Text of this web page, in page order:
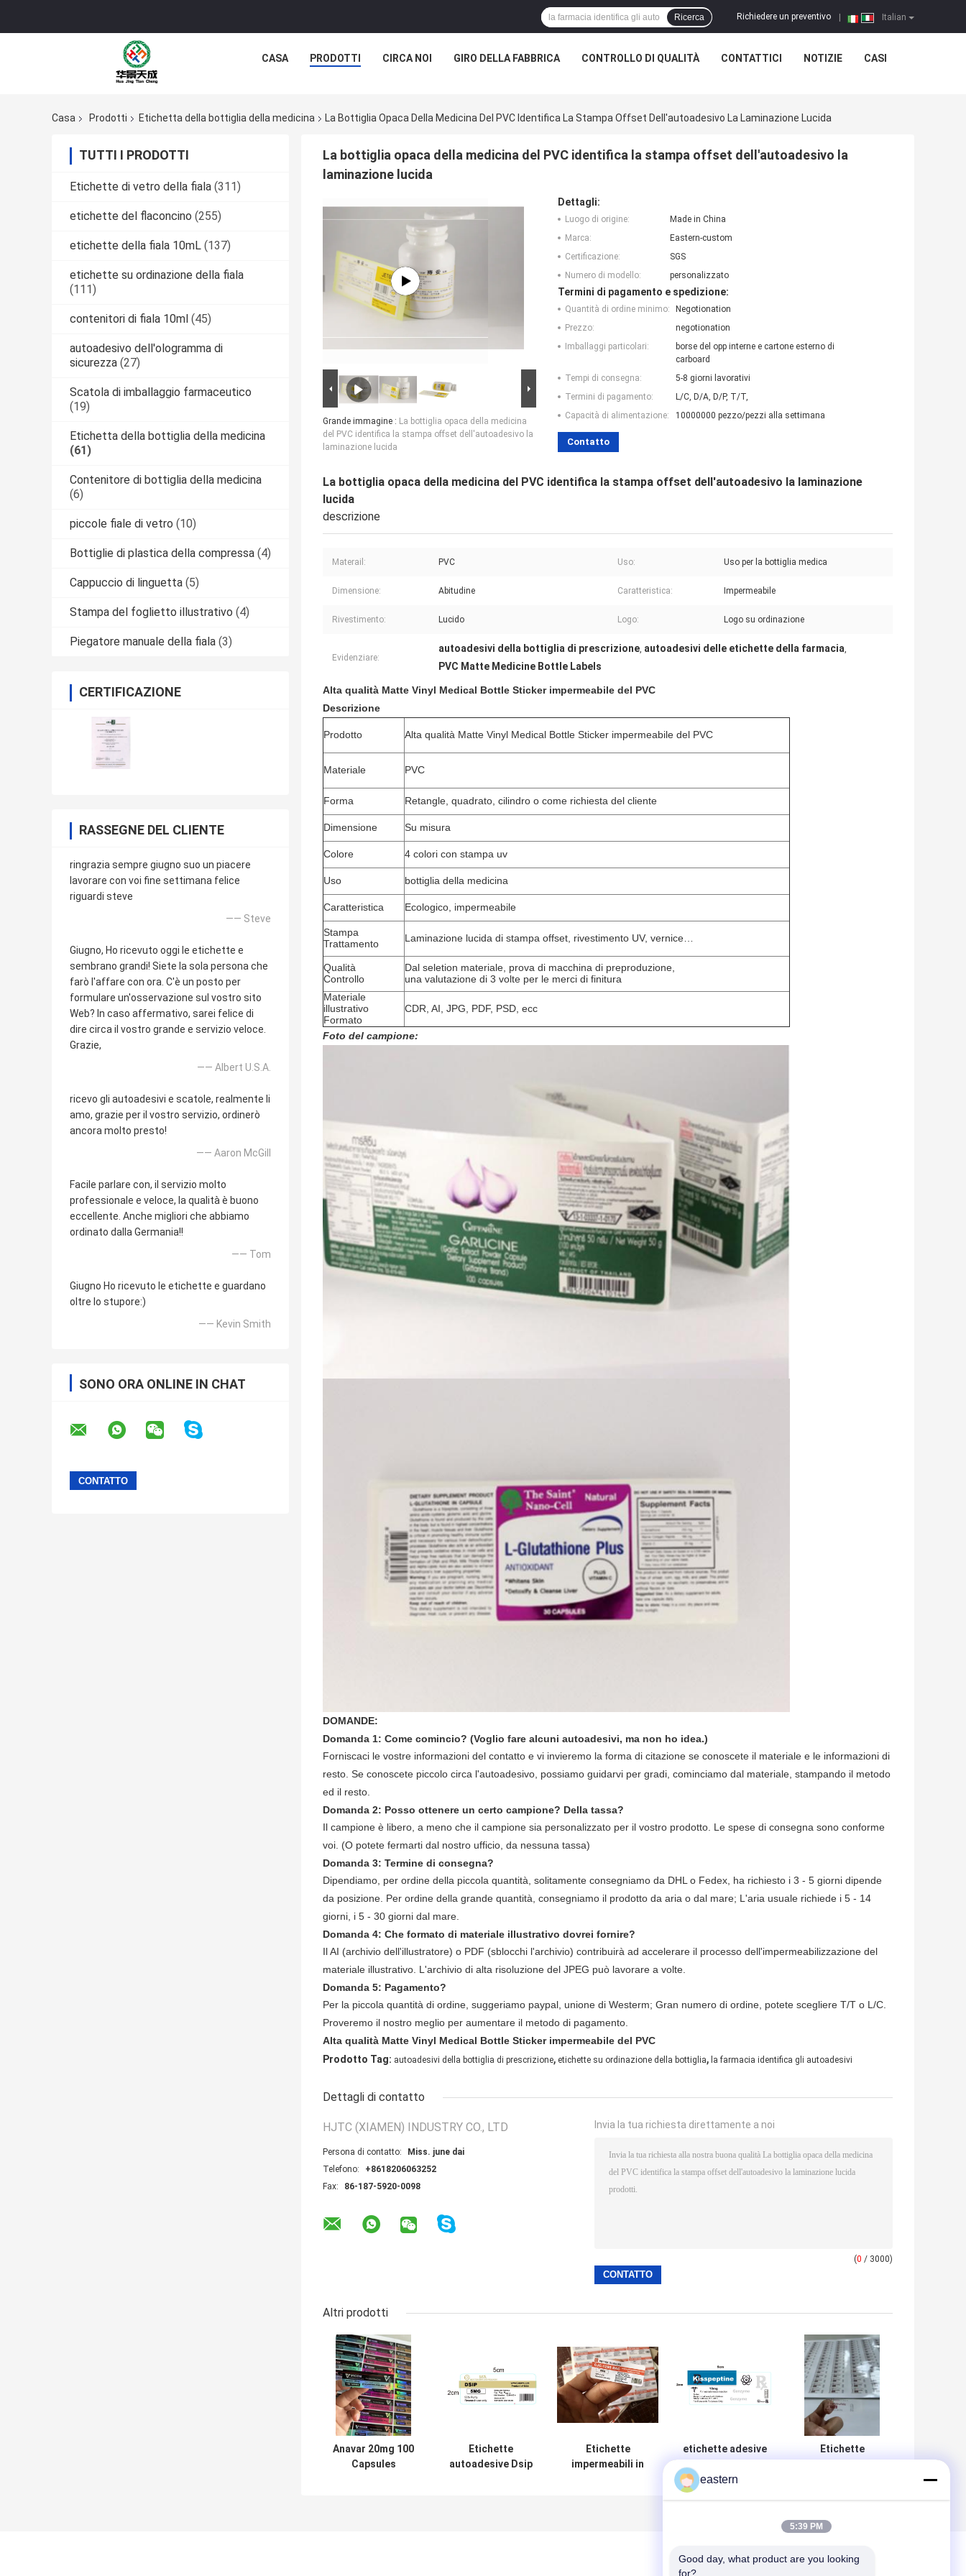
Italian
Richiedere un preventivo
Ricerca
CASA PRODOTTI CIRCA NOI GIRO DELLA FABBRICA CONTROLLO DI QUALITÀ CONTATTICI NOTIZIE CASI
Casa Prodotti Etichetta della bottiglia della medicina La Bottiglia Opaca Della Medicina Del PVC Identifica La Stampa Offset Dell'autoadesivo La Laminazione Lucida
TUTTI I PRODOTTI
Etichette di vetro della fiala (311)
etichette del flaconcino (255)
etichette della fiala 10mL (137)
etichette su ordinazione della fiala
(111)
contenitori di fiala 10ml (45)
autoadesivo dell'ologramma di
sicurezza (27)
Scatola di imballaggio farmaceutico
(19)
Etichetta della bottiglia della medicina
(61)
Contenitore di bottiglia della medicina
(6)
piccole fiale di vetro (10)
Bottiglie di plastica della compressa (4)
Cappuccio di linguetta (5)
Stampa del foglietto illustrativo (4)
Piegatore manuale della fiala (3)
CERTIFICAZIONE
RASSEGNE DEL CLIENTE
ringrazia sempre giugno suo un piacere
lavorare con voi fine settimana felice
riguardi steve
—— Steve
Giugno, Ho ricevuto oggi le etichette e
sembrano grandi! Siete la sola persona che
farò l'affare con ora. C'è un posto per
formulare un'osservazione sul vostro sito
Web? In caso affermativo, sarei felice di
dire circa il vostro grande e servizio veloce.
Grazie,
—— Albert U.S.A.
ricevo gli autoadesivi e scatole, realmente li
amo, grazie per il vostro servizio, ordinerò
ancora molto presto!
—— Aaron McGill
Facile parlare con, il servizio molto
professionale e veloce, la qualità è buono
eccellente. Anche migliori che abbiamo
ordinato dalla Germania!!
—— Tom
Giugno Ho ricevuto le etichette e guardano
oltre lo stupore:)
—— Kevin Smith
SONO ORA ONLINE IN CHAT
La bottiglia opaca della medicina del PVC identifica la stampa offset dell'autoadesivo la
laminazione lucida
Grande immagine : La bottiglia opaca della medicina
del PVC identifica la stampa offset dell'autoadesivo la
laminazione lucida
Dettagli:
Luogo di origine:
Made in China
Marca:
Eastern-custom
Certificazione:
SGS
Numero di modello:
personalizzato
Termini di pagamento e spedizione:
Quantità di ordine minimo:
Negotionation
Prezzo:
negotionation
Imballaggi particolari:
borse del opp interne e cartone esterno di
carboard
Tempi di consegna:
5-8 giorni lavorativi
Termini di pagamento:
L/C, D/A, D/P, T/T,
Capacità di alimentazione:
10000000 pezzo/pezzi alla settimana
Contatto
La bottiglia opaca della medicina del PVC identifica la stampa offset dell'autoadesivo la laminazione
lucida
descrizione
Materail: PVC Uso: Uso per la bottiglia medica
Dimensione: Abitudine Caratteristica: Impermeabile
Rivestimento: Lucido Logo: Logo su ordinazione
Evidenziare:
autoadesivi della bottiglia di prescrizione, autoadesivi delle etichette della farmacia,
PVC Matte Medicine Bottle Labels
Alta qualità Matte Vinyl Medical Bottle Sticker impermeabile del PVC
Descrizione
Prodotto Alta qualità Matte Vinyl Medical Bottle Sticker impermeabile del PVC
Materiale PVC
Forma Retangle, quadrato, cilindro o come richiesta del cliente
Dimensione Su misura
Colore 4 colori con stampa uv
Uso bottiglia della medicina
Caratteristica Ecologico, impermeabile
Stampa
Trattamento
Laminazione lucida di stampa offset, rivestimento UV, vernice…
Qualità
Controllo
Dal seletion materiale, prova di macchina di preproduzione,
una valutazione di 3 volte per le merci di finitura
Materiale
illustrativo
Formato
CDR, AI, JPG, PDF, PSD, ecc
Foto del campione:
DOMANDE:
Domanda 1: Come comincio? (Voglio fare alcuni autoadesivi, ma non ho idea.)
Forniscaci le vostre informazioni del contatto e vi invieremo la forma di citazione se conoscete il materiale e le informazioni di
resto. Se conoscete piccolo circa l'autoadesivo, possiamo guidarvi per gradi, cominciamo dal materiale, stampando il metodo
ed il resto.
Domanda 2: Posso ottenere un certo campione? Della tassa?
Il campione è libero, a meno che il campione sia personalizzato per il vostro prodotto. Le spese di consegna sono conforme
voi. (O potete fermarti dal nostro ufficio, da nessuna tassa)
Domanda 3: Termine di consegna?
Dipendiamo, per ordine della piccola quantità, solitamente consegniamo da DHL o Fedex, ha richiesto i 3 - 5 giorni dipende
da posizione. Per ordine della grande quantità, consegniamo il prodotto da aria o dal mare; L'aria usuale richiede i 5 - 14
giorni, i 5 - 30 giorni dal mare.
Domanda 4: Che formato di materiale illustrativo dovrei fornire?
Il AI (archivio dell'illustratore) o PDF (sblocchi l'archivio) contribuirà ad accelerare il processo dell'impermeabilizzazione del
materiale illustrativo. L'archivio di alta risoluzione del JPEG può lavorare a volte.
Domanda 5: Pagamento?
Per la piccola quantità di ordine, suggeriamo paypal, unione di Westerm; Gran numero di ordine, potete scegliere T/T o L/C.
Proveremo il nostro meglio per aumentare il metodo di pagamento.
Alta qualità Matte Vinyl Medical Bottle Sticker impermeabile del PVC
Prodotto Tag: autoadesivi della bottiglia di prescrizione, etichette su ordinazione della bottiglia, la farmacia identifica gli autoadesivi
Dettagli di contatto
HJTC (XIAMEN) INDUSTRY CO., LTD
Persona di contatto:
Miss. june dai
Telefono:
+8618206063252
Fax:
86-187-5920-0098
Invia la tua richiesta direttamente a noi
(0 / 3000)
Altri prodotti
Anavar 20mg 100
Capsules
Etichette
autoadesive Dsip
Etichette
impermeabili in
etichette adesive
kisspeptina 10mg
in PET argentato
Etichette
eastern
5:39 PM
Good day, what product are you looking
for?